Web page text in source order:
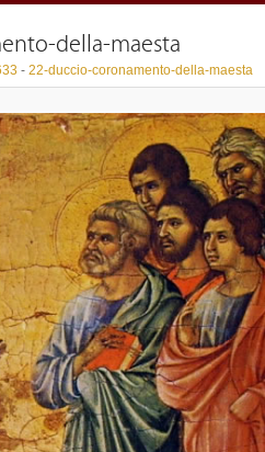
della-maesta
- 22-duccio-coronamento-della-maesta